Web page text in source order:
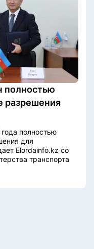
полностью
разрешения
полностью
для
Elordainfo.kz со
транспорта